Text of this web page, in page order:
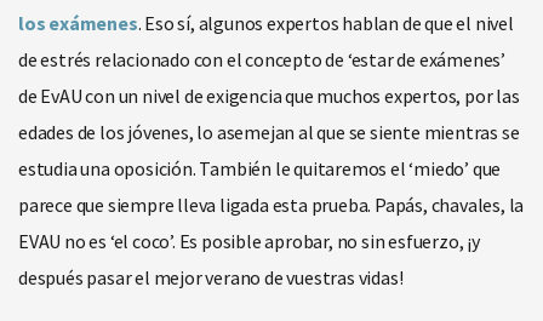
los exámenes. Eso sí, algunos expertos hablan de que el nivel
de estrés relacionado con el concepto de ‘estar de exámenes’
de EvAU con un nivel de exigencia que muchos expertos, por las
edades de los jóvenes, lo asemejan al que se siente mientras se
estudia una oposición. También le quitaremos el ‘miedo’ que
parece que siempre lleva ligada esta prueba. Papás, chavales, la
EVAU no es ‘el coco’. Es posible aprobar, no sin esfuerzo, ¡y
después pasar el mejor verano de vuestras vidas!